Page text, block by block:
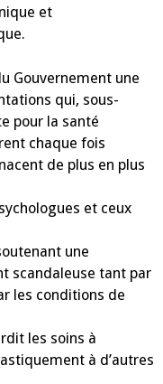
et
Gouvernement une
qui, sous-
pour la santé
chaque fois
de plus en plus
et ceux
une
scandaleuse tant par
les conditions de
les soins à
à d’autres